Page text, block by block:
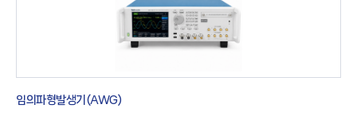
임의파형발생기(AWG)